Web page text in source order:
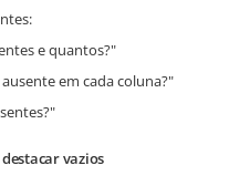
e quantos?"
em cada coluna?"
vazios